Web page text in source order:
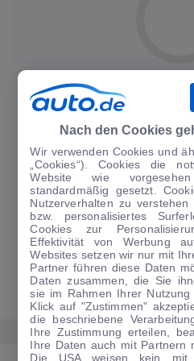
NEWSLETTER
das gibt es auch als Newsletter -
Nachrichten kostenlos abonnieren
JETZT
Nach den Cookies
Wir verwenden Cookies und
„Cookies“). Cookies die
Website wie
standardmäßig gesetzt.
Nutzerverhalten zu
bzw. personalisiertes
Cookies zur
Effektivität von Werbung
Websites setzen wir nur mit
Partner führen diese Daten
Daten zusammen, die Sie
sie im Rahmen Ihrer
Klick auf "Zustimmen"
die beschriebene
Ihre Zustimmung erteilen,
Ihre Daten auch mit Partnern
Die USA weisen kein mit